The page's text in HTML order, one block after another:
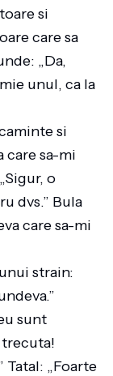
si
care sa
„Da,
unul, ca la
si
care sa-mi
o
dvs.” Bula
care sa-mi
strain:
sunt
Tatal: „Foarte